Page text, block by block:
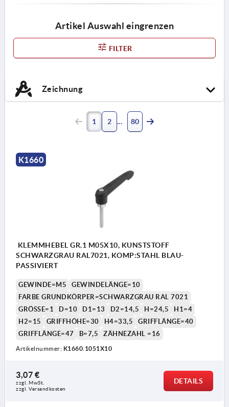
Artikel Auswahl eingrenzen
FILTER
Zeichnung
1 2 80
K1660
KLEMMHEBEL GR.1 M05X10, KUNSTSTOFF
SCHWARZGRAU RAL7021, KOMP:STAHL BLAU-
PASSIVIERT
GEWINDE=M5
GEWINDELÄNGE=10
FARBE GRUNDKÖRPER=SCHWARZGRAU RAL 7021
GRÖSSE=1
D=10 D1=13 D2=14,5 H=24,5
H1=4
H2=15
GRIFFHÖHE=30 H4=33,5
GRIFFLÄNGE=40
GRIFFLÄNGE=47
B=7,5 ZÄHNEZAHL =16
Artikelnummer: K1660.1051X10
3,07 €
zzgl. MwSt.
zzgl. Versandkosten
DETAILS